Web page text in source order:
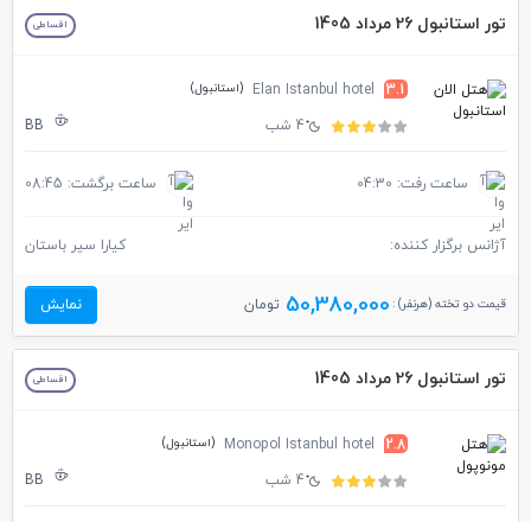
تور استانبول 26 مرداد 1405 اقساطی
3.1
Elan Istanbul hotel (استانبول)
4 شب BB
ساعت رفت: 04:30 ساعت برگشت: 08:45
آژانس برگزار کننده: کیارا سیر باستان
قیمت دو تخته (هرنفر) : 50,380,000 تومان نمایش
تور استانبول 26 مرداد 1405 اقساطی
2.8
Monopol Istanbul hotel (استانبول)
4 شب BB